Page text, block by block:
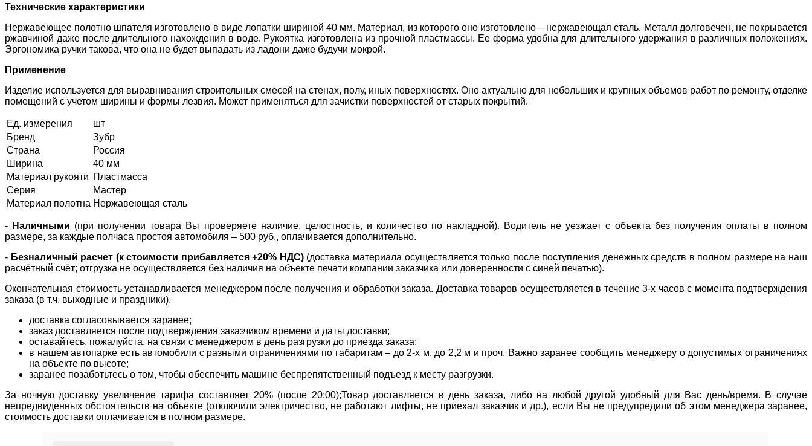
Технические характеристики
Нержавеющее полотно шпателя изготовлено в виде лопатки шириной 40 мм. Материал, из которого оно изготовлено – нержавеющая сталь. Металл долговечен, не покрывается
ржавчиной даже после длительного нахождения в воде. Рукоятка изготовлена из прочной пластмассы. Ее форма удобна для длительного удержания в различных положениях.
Эргономика ручки такова, что она не будет выпадать из ладони даже будучи мокрой.
Применение
Изделие используется для выравнивания строительных смесей на стенах, полу, иных поверхностях. Оно актуально для небольших и крупных объемов работ по ремонту, отделке
помещений с учетом ширины и формы лезвия. Может применяться для зачистки поверхностей от старых покрытий.
Ед. измерения
шт
Бренд
Зубр
Страна
Россия
Ширина
40 мм
Материал рукояти Пластмасса
Серия
Мастер
Материал полотна Нержавеющая сталь
- Наличными (при получении товара Вы проверяете наличие, целостность, и количество по накладной). Водитель не уезжает с объекта без получения оплаты в полном
размере, за каждые полчаса простоя автомобиля – 500 руб., оплачивается дополнительно.
- Безналичный расчет (к стоимости прибавляется +20% НДС) (доставка материала осуществляется только после поступления денежных средств в полном размере на наш
расчётный счёт; отгрузка не осуществляется без наличия на объекте печати компании заказчика или доверенности с синей печатью).
Окончательная стоимость устанавливается менеджером после получения и обработки заказа. Доставка товаров осуществляется в течение 3-х часов с момента подтверждения
заказа (в т.ч. выходные и праздники).
доставка согласовывается заранее;
заказ доставляется после подтверждения заказчиком времени и даты доставки;
оставайтесь, пожалуйста, на связи с менеджером в день разгрузки до приезда заказа;
в нашем автопарке есть автомобили с разными ограничениями по габаритам – до 2-х м, до 2,2 м и проч. Важно заранее сообщить менеджеру о допустимых ограничениях
на объекте по высоте;
заранее позаботьтесь о том, чтобы обеспечить машине беспрепятственный подъезд к месту разгрузки.
За ночную доставку увеличение тарифа составляет 20% (после 20:00);Товар доставляется в день заказа, либо на любой другой удобный для Вас день/время. В случае
непредвиденных обстоятельств на объекте (отключили электричество, не работают лифты, не приехал заказчик и др.), если Вы не предупредили об этом менеджера заранее,
стоимость доставки оплачивается в полном размере.